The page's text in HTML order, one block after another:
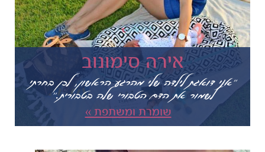
אירה סימונוב
"אני דואגת לילדה שלי מהרגע הראשון, לכן בחרתי
לשמור את הדם הטבורי שלה בטבורית."
שומרת ומשתפת »